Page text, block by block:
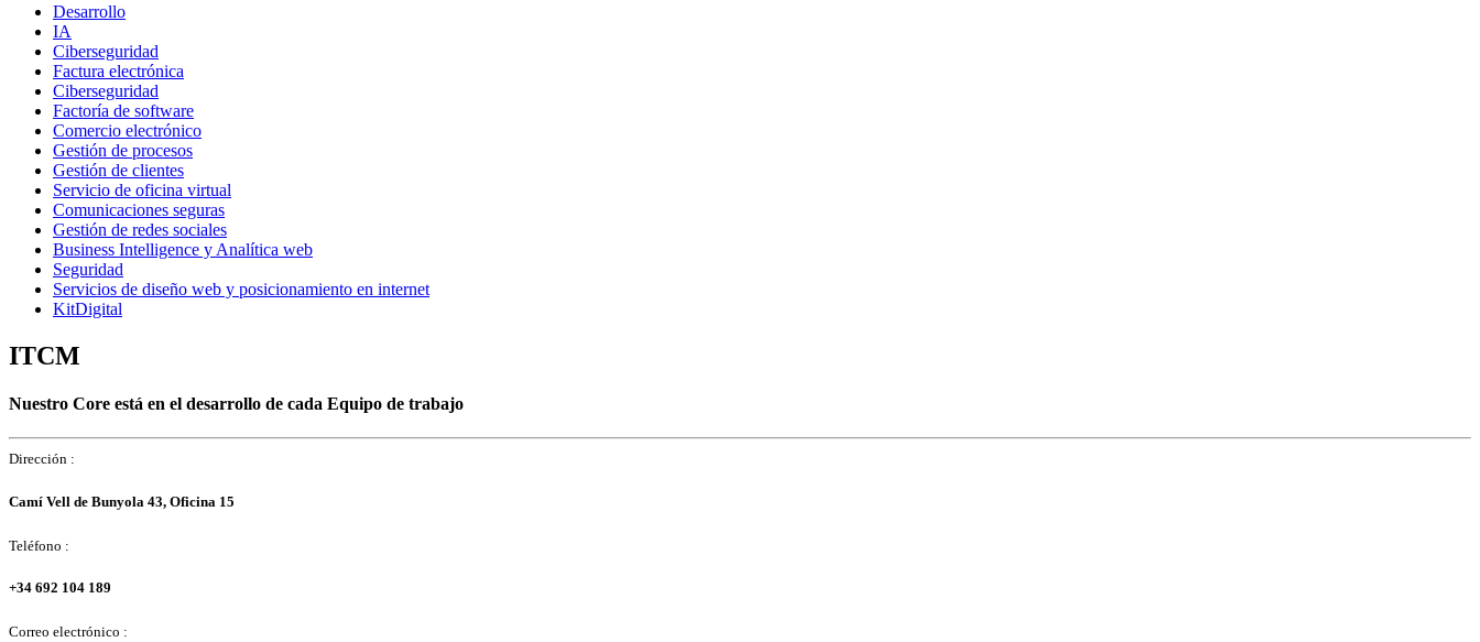
Desarrollo
IA
Ciberseguridad
Factura electrónica
Ciberseguridad
Factoría de software
Comercio electrónico
Gestión de procesos
Gestión de clientes
Servicio de oficina virtual
Comunicaciones seguras
Gestión de redes sociales
Business Intelligence y Analítica web
Seguridad
Servicios de diseño web y posicionamiento en internet
KitDigital
ITCM
Nuestro Core está en el desarrollo de cada Equipo de trabajo
Dirección :
Camí Vell de Bunyola 43, Oficina 15
Teléfono :
+34 692 104 189
Correo electrónico :